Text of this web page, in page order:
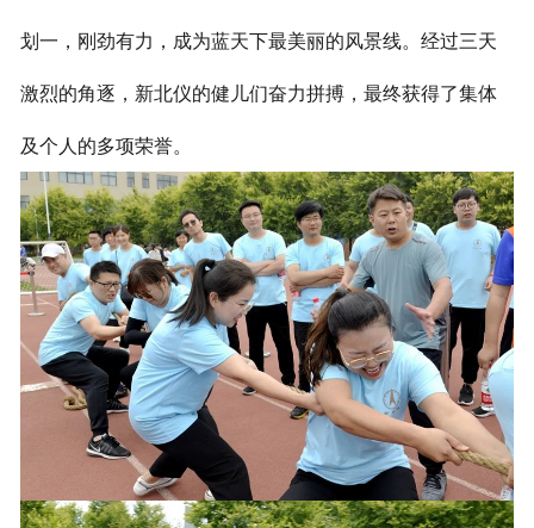
划一，刚劲有力，成为蓝天下最美丽的风景线。经过三天
激烈的角逐，新北仪的健儿们奋力拼搏，最终获得了集体
及个人的多项荣誉。